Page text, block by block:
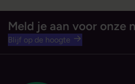
Meld je aan voor onze
Blijf op de hoogte